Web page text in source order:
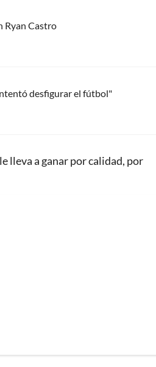
Ryan Castro
desfigurar el fútbol"
lleva a ganar por calidad, por